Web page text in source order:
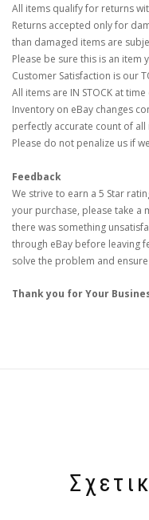
All items qualify for returns
Returns accepted only for
than damaged items are
Please be sure this is an
Customer Satisfaction is our
All items are IN STOCK at
Inventory on eBay changes
perfectly accurate count of all
Please do not penalize us if
Feedback
We strive to earn a 5 Star
your purchase, please take a
there was something
through eBay before leaving
solve the problem and
Thank you for Your